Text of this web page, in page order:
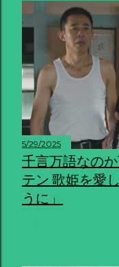
5/29/2025
千言万語なの
テン 歌姫を愛
うに」